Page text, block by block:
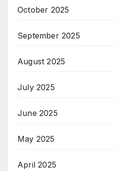
October 2025
September 2025
August 2025
July 2025
June 2025
May 2025
April 2025